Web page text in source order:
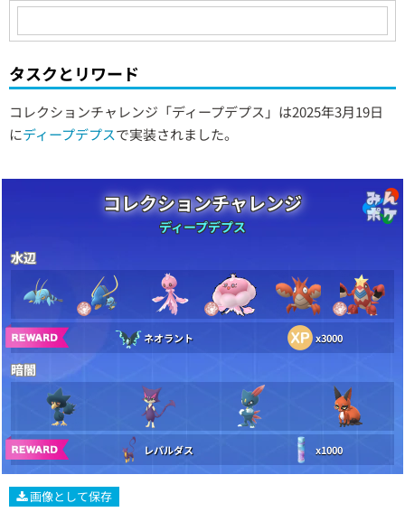
タスクとリワード
コレクションチャレンジ「ディープデプス」は2025年3月19日
にディープデプスで実装されました。
コレクションチャレンジ
ディープデプス
水辺
ネオラント x3000
暗闇
レパルダス x1000
画像として保存